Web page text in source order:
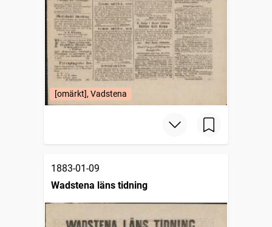
[omärkt], Vadstena
1883-01-09
Wadstena läns tidning